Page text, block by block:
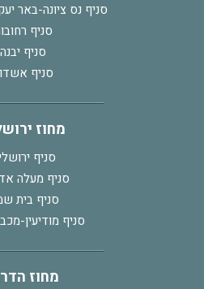
סניף נס ציונה-באר
סניף
סניף יבנה
סניף
מחוז
סניף
סניף מעלה
סניף בית
סניף מודיעין-
מחוז